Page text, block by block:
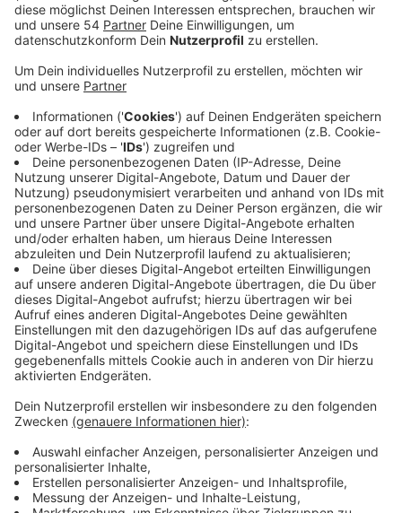
Anzeige
Ziel dahinter sei, eine sichere und schnelle
heißt es von der Stadt. Dafür sollen auch die
Parkplätze auf der Schmölderstraße neu aufgeteilt
werden. Auf Teilen der Eisenbahnstraße gilt dann auch
Tempo 30. In einer Info-Veranstaltung am 12. Juni
können sich die Mönchengladbacher über die Pläne zur
neuen Fahrradstraße informieren.
Alle Infos dazu:
Datum der Info-Veranstaltung: Mittwoch, 12. Juni
Ort: Begegnungszentrum Hannes, Urftstraße 222,
41239 MG
Zeit: 18 Uhr
www.stadt.mg/schmoelderstrasse